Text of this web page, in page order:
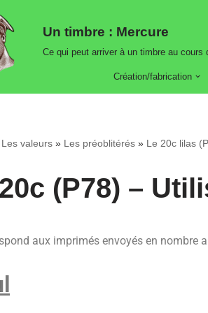
Un timbre : Mercure
Ce qui peut arriver à un timbre au cours
Création/fabrication
Les valeurs » Les préoblitérés » Le 20c lilas
(P78) –
aux imprimés envoyés en nombre